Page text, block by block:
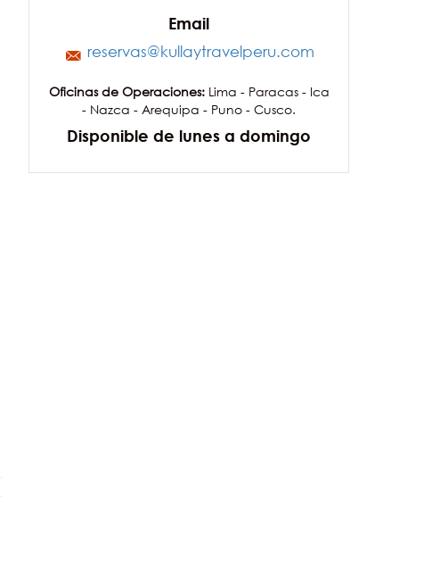
Email
reservas@kullaytravelperu.com
Oficinas de Operaciones:Lima - Paracas - Ica
- Nazca - Arequipa - Puno - Cusco.
Disponible de lunes a domingo